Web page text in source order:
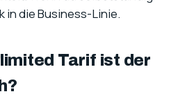
in die Business-Linie.
Tarif ist der